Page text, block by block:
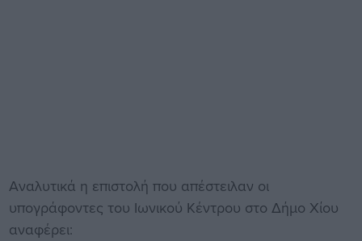
Αναλυτικά η επιστολή που απέστειλαν οι
υπογράφοντες του Ιωνικού Κέντρου στο Δήμο Χίου
αναφέρει: